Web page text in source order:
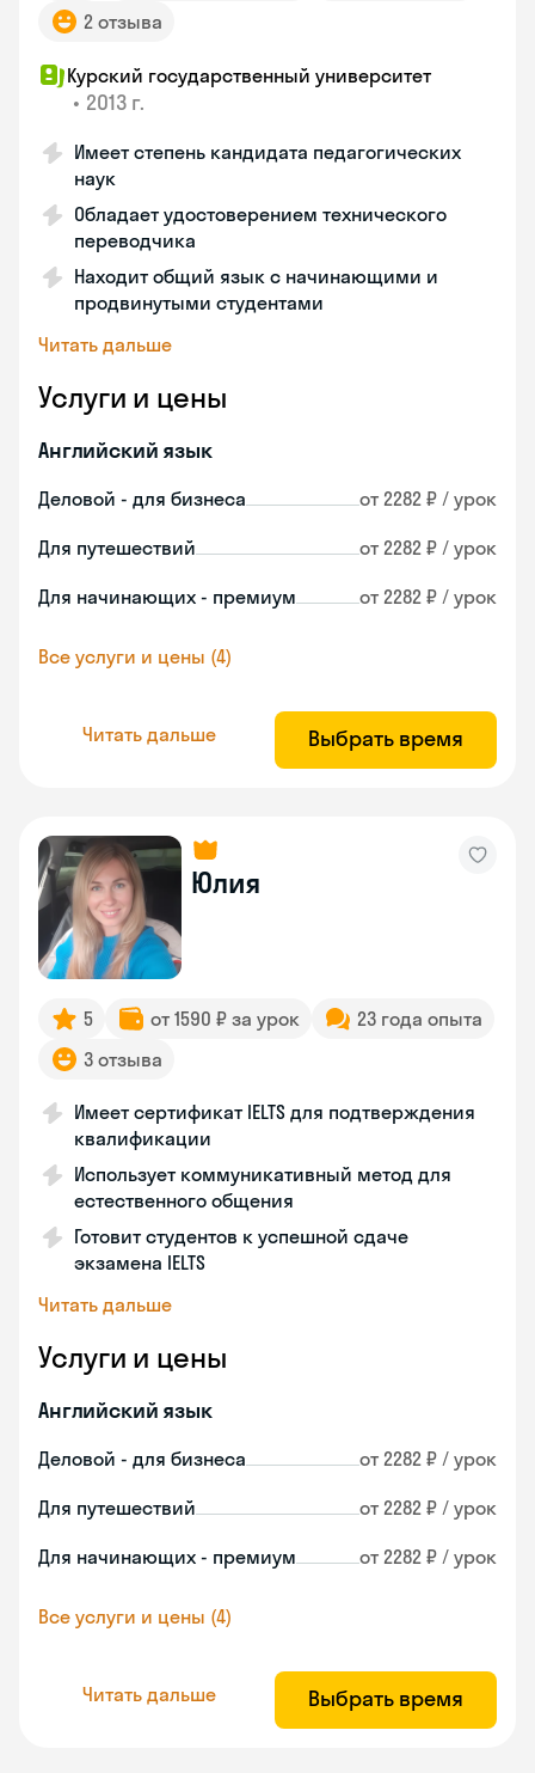
2 отзыва
Курский государственный университет
• 2013 г.
Имеет степень кандидата педагогических
наук
Обладает удостоверением технического
переводчика
Находит общий язык с начинающими и
продвинутыми студентами
Читать дальше
Услуги и цены
Английский язык
Деловой - для бизнеса от 2282 ₽ / урок
Для путешествий от 2282 ₽ / урок
Для начинающих - премиум от 2282 ₽ / урок
Все услуги и цены (4)
Читать дальше Выбрать время
Юлия
5 от 1590 ₽ за урок
23 года опыта
3 отзыва
Имеет сертификат IELTS для подтверждения
квалификации
Использует коммуникативный метод для
естественного общения
Готовит студентов к успешной сдаче
экзамена IELTS
Читать дальше
Услуги и цены
Английский язык
Деловой - для бизнеса от 2282 ₽ / урок
Для путешествий от 2282 ₽ / урок
Для начинающих - премиум от 2282 ₽ / урок
Все услуги и цены (4)
Читать дальше Выбрать время